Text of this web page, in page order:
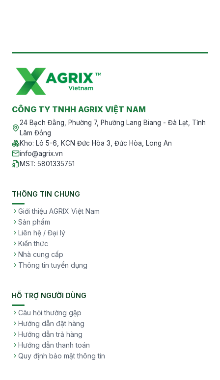
CÔNG TY TNHH AGRIX VIỆT NAM
24 Bạch Đằng, Phường 7, Phường Lang Biang - Đà Lạt, Tỉnh
Lâm Đồng
Kho: Lô 5-6, KCN Đức Hòa 3, Đức Hòa, Long An
info@agrix.vn
MST: 5801335751
THÔNG TIN CHUNG
Giới thiệu AGRIX Việt Nam
Sản phẩm
Liên hệ / Đại lý
Kiến thức
Nhà cung cấp
Thông tin tuyển dụng
HỖ TRỢ NGƯỜI DÙNG
Câu hỏi thường gặp
Hướng dẫn đặt hàng
Hướng dẫn trả hàng
Hướng dẫn thanh toán
Quy định bảo mật thông tin